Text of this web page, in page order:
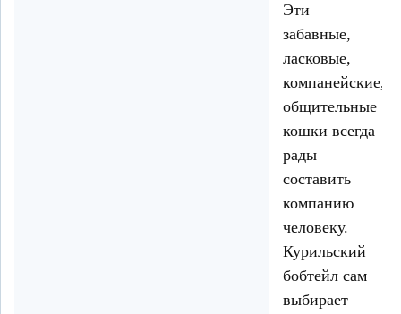
Эти
забавные,
ласковые,
компанейские,
общительные
кошки всегда
рады
составить
компанию
человеку.
Курильский
бобтейл сам
выбирает